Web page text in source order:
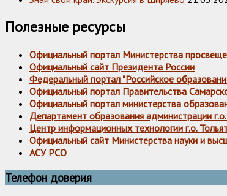
Полезные ресурсы
Официальный портал Министерства
Официальный сайт Президента России
Федеральный портал "Российское
Официальный портал Правительства
Официальный портал министерства
Департамент образования администрации
Центр информационных технологии г.о.
Официальный сайт Министерства науки и
АСУ РСО
Телефон доверия